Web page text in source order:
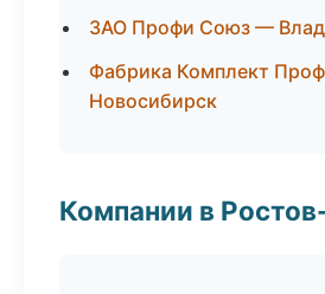
ЗАО Профи Союз —
Фабрика Комплект
Новосибирск
Компании в